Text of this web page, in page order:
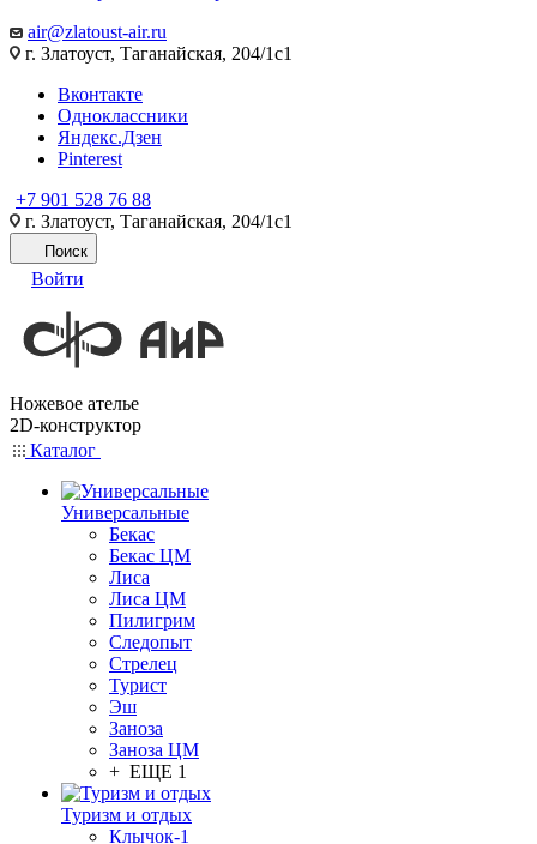
air@zlatoust-air.ru
г. Златоуст, Таганайская, 204/1с1
Вконтакте
Одноклассники
Яндекс.Дзен
Pinterest
+7 901 528 76 88
г. Златоуст, Таганайская, 204/1с1
Поиск
Войти
Ножевое ателье
2D-конструктор
Каталог
Универсальные
Бекас
Бекас ЦМ
Лиса
Лиса ЦМ
Пилигрим
Следопыт
Стрелец
Турист
Эш
Заноза
Заноза ЦМ
+ ЕЩЕ 1
Туризм и отдых
Клычок-1